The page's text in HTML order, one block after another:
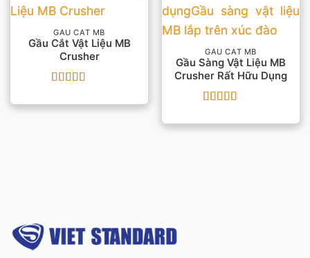
GẦU CẮT MB
Gầu Cắt Vật Liệu MB
Crusher
hạng55 sao
GẦU CẮT MB
Gầu Sàng Vật Liệu MB
Crusher Rất Hữu Dụng
hạng55 sao